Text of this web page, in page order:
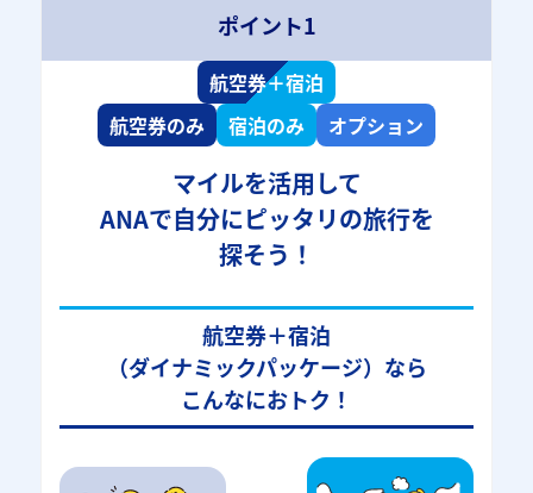
ポイント1
航空券＋宿泊
航空券のみ
宿泊のみ オプション
マイルを活用して
ANAで自分にピッタリの旅行を
探そう！
航空券＋宿泊
（ダイナミックパッケージ）なら
こんなにおトク！